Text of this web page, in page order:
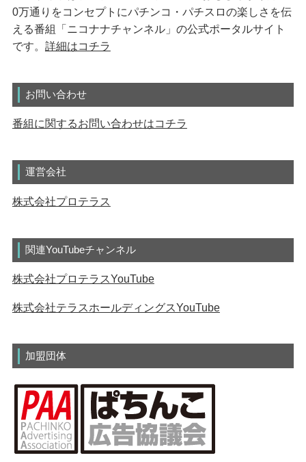
0万通りをコンセプトにパチンコ・パチスロの楽しさを伝
える番組「ニコナナチャンネル」の公式ポータルサイト
です。 詳細はコチラ
お問い合わせ
番組に関するお問い合わせはコチラ
運営会社
株式会社プロテラス
関連YouTubeチャンネル
株式会社プロテラスYouTube
株式会社テラスホールディングスYouTube
加盟団体